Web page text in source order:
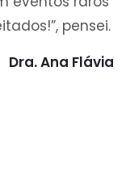
pensei.
Dra. Ana Flávia